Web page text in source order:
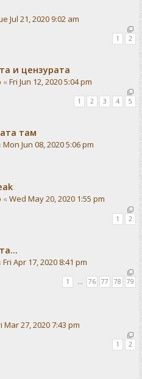
Jul 21, 2020 9:02 am
1 2
и цензурата
« Fri Jun 12, 2020 5:04 pm
1 2 3 4 5
там
Mon Jun 08, 2020 5:06 pm
« Wed May 20, 2020 1:55 pm
1 2
Fri Apr 17, 2020 8:41 pm
1 … 76 77 78 79
Mar 27, 2020 7:43 pm
1 2